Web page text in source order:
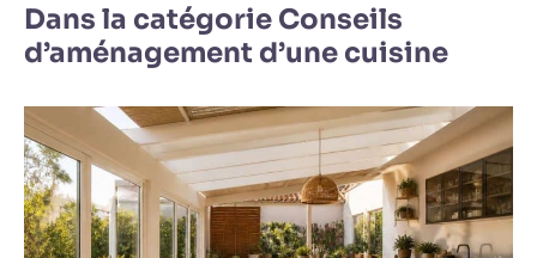
Dans la catégorie Conseils
d’aménagement d’une cuisine